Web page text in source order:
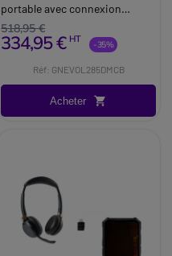
portable avec connexion
dongle USB-C optimisé
Microsoft Teams
518,95 €
334,95 € HT -35%
Réf: GNEVOL285DMCB
Acheter